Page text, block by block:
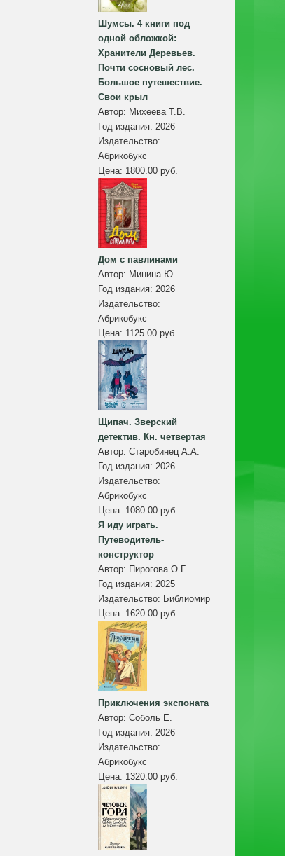
Шумсы. 4 книги под
одной обложкой:
Хранители Деревьев.
Почти сосновый лес.
Большое путешествие.
Свои крыл
Автор: Михеева Т.В.
Год издания: 2026
Издательство:
Абрикобукс
Цена: 1800.00 руб.
Дом с павлинами
Автор: Минина Ю.
Год издания: 2026
Издательство:
Абрикобукс
Цена: 1125.00 руб.
Щипач. Зверский
детектив. Кн. четвертая
Автор: Старобинец А.А.
Год издания: 2026
Издательство:
Абрикобукс
Цена: 1080.00 руб.
Я иду играть.
Путеводитель-
конструктор
Автор: Пирогова О.Г.
Год издания: 2025
Издательство: Библиомир
Цена: 1620.00 руб.
Приключения экспоната
Автор: Соболь Е.
Год издания: 2026
Издательство:
Абрикобукс
Цена: 1320.00 руб.